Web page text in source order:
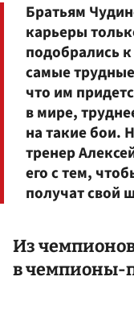
Братьям
карьеры
подобрались
самые
что им
в мире,
на такие бои.
тренер
его с тем,
получат свой
Из
в чемпионы-